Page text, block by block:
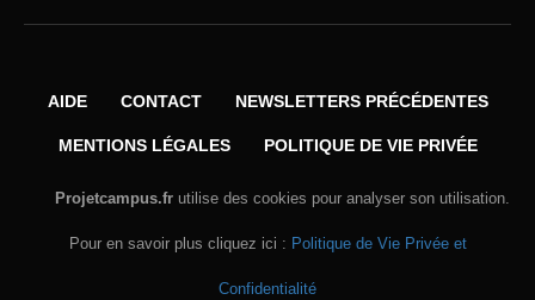
AIDE CONTACT NEWSLETTERS PRÉCÉDENTES
MENTIONS LÉGALES POLITIQUE DE VIE PRIVÉE
Projetcampus.fr utilise des cookies pour analyser son utilisation.
Pour en savoir plus cliquez ici : Politique de Vie Privée et
Confidentialité